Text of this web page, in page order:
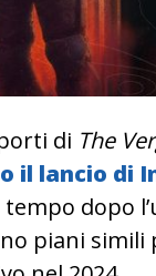
di The
il lancio di
dopo
piani simili